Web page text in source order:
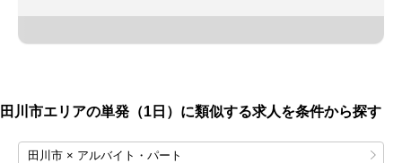
田川市エリアの単発（1日）に類似する求人を条件から探す
田川市 × アルバイト・パート